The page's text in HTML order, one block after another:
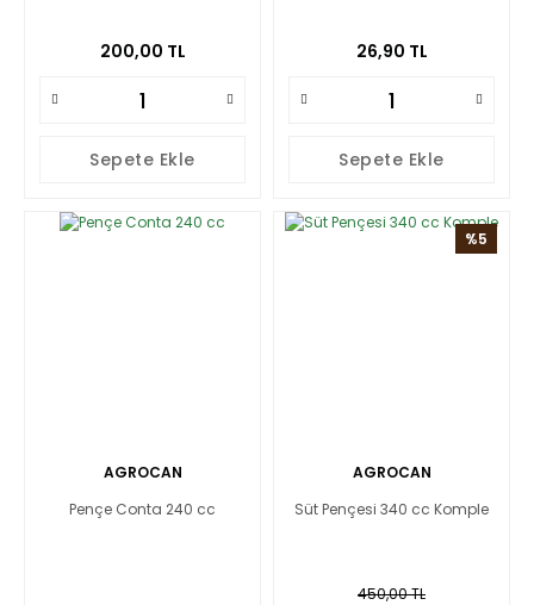
200,00 TL
Sepete Ekle
26,90 TL
Sepete Ekle
AGROCAN
Pençe Conta 240 cc
%5
AGROCAN
Süt Pençesi 340 cc Komple
450,00 TL